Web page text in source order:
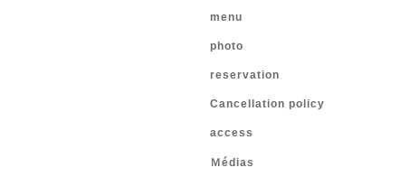
menu
photo
reservation
Cancellation policy
access
Ｍédias